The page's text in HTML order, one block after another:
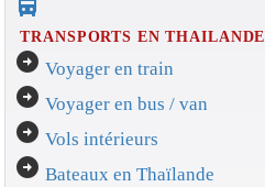
directions_bus_filled
TRANSPORTS EN THAILANDE
arrow_circle_right Voyager en train
arrow_circle_right Voyager en bus / van
arrow_circle_right Vols intérieurs
arrow_circle_right Bateaux en Thaïlande